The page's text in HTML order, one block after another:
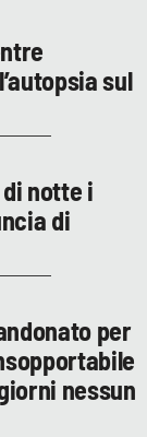
sul
notte i
di
per
nessun